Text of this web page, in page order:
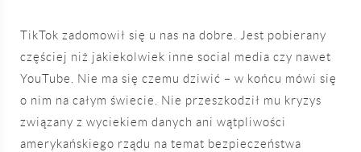
TikTok zadomowił się u nas na dobre. Jest pobierany
częściej niż jakiekolwiek inne social media czy nawet
YouTube. Nie ma się czemu dziwić – w końcu mówi się
o nim na całym świecie. Nie przeszkodził mu kryzys
związany z wyciekiem danych ani wątpliwości
amerykańskiego rządu na temat bezpieczeństwa